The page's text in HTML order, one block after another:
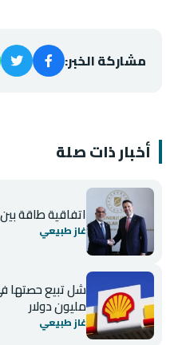
مشاركة الخبر:
أخبار ذات صلة
اتفاقية طاقة
غاز طبيعي
مليون دولار
غاز طبيعي